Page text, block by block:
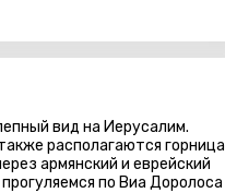
вид на Иерусалим.
располагаются горница
армянский и еврейский
по Виа Доролоса